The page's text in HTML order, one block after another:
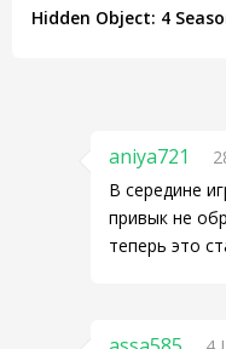
Hidden Object: 4
aniya721
В середине
привык не
теперь это